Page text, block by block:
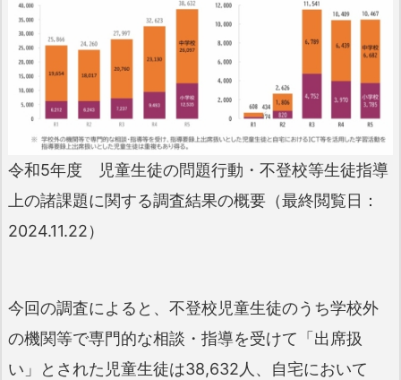
令和5年度 児童生徒の問題行動・不登校等生徒指導
上の諸課題に関する調査結果の概要（最終閲覧日：
2024.11.22）
今回の調査によると、不登校児童生徒のうち学校外
の機関等で専門的な相談・指導を受けて「出席扱
い」とされた児童生徒は38,632人、自宅において